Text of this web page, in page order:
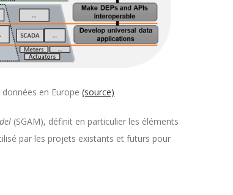
données en Europe(source)
(SGAM), définit en particulier les éléments
par les projets existants et futurs pour